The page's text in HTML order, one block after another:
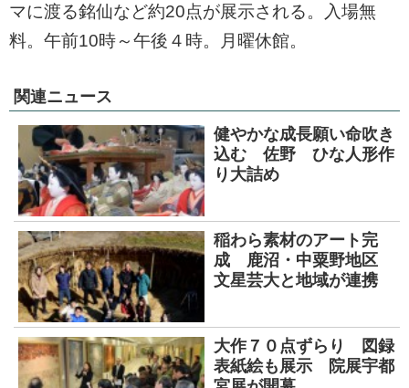
マに渡る銘仙など約20点が展示される。入場無
料。午前10時～午後４時。月曜休館。
関連ニュース
健やかな成長願い命吹き
込む 佐野 ひな人形作
り大詰め
稲わら素材のアート完
成 鹿沼・中粟野地区
文星芸大と地域が連携
大作７０点ずらり 図録
表紙絵も展示 院展宇都